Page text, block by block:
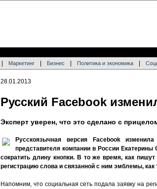
Маркетинг Бизнес Политика и экономика
28.01.2013
Русский Facebook
Эксперт уверен, что это сделано с
Русскоязычная версия Facebook
представителя компании в России Екатерины
сократить длину кнопки. В то же время, как пишут
регистрацию слова и связанной с ним эмблемы, как
Напомним, что социальная сеть подала заявку на